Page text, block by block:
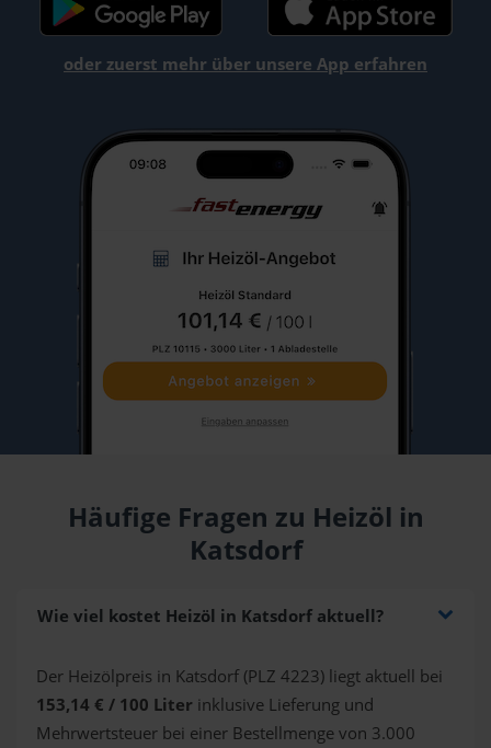
oder zuerst mehr über unsere App erfahren
Häufige Fragen zu Heizöl in
Katsdorf
Wie viel kostet Heizöl in Katsdorf aktuell?
Der Heizölpreis in Katsdorf (PLZ 4223) liegt aktuell bei
153,14 € / 100 Liter inklusive Lieferung und
Mehrwertsteuer bei einer Bestellmenge von 3.000